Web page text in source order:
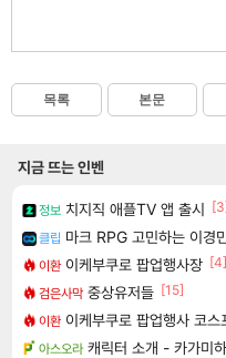
목록 본문
지금 뜨는 인벤
정보 치지직 애플TV 앱 출시
클립 마크 RPG 고민하는 이경
이환 이케부쿠로 팝업행사장 [4]
검은사막 중상유저들 [15]
이환 이케부쿠로 팝업행사 코스
아스오라 캐릭터 소개 - 카가미